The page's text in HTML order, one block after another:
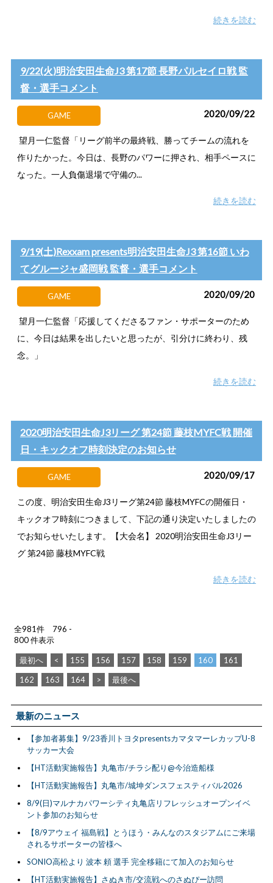
続きを読む
9/22(火)明治安田生命J3 第17節 長野パルセイロ戦 監
督・選手コメント
GAME 2020/09/22
望月一仁監督「リーグ前半の最終戦、勝ってチームの流れを
作りたかった。今日は、長野のパワーに押され、相手ペースに
なった。一人負傷退場で守備の...
続きを読む
9/19(土)Rexxam presents明治安田生命J3 第16節 いわ
てグルージャ盛岡戦 監督・選手コメント
GAME 2020/09/20
望月一仁監督「応援してくださるファン・サポーターのため
に、今日は結果を出したいと思ったが、引分けに終わり、残
念。」
続きを読む
2020明治安田生命J3リーグ 第24節 藤枝MYFC戦 開催
日・キックオフ時刻決定のお知らせ
GAME 2020/09/17
この度、明治安田生命J3リーグ第24節 藤枝MYFCの開催日・
キックオフ時刻につきまして、下記の通り決定いたしましたの
でお知らせいたします。【大会名】 2020明治安田生命J3リー
グ 第24節 藤枝MYFC戦
続きを読む
全981件 796 -
800 件表示
最初へ < 155 156 157 158 159 160
161
162
163 164 > 最後へ
最新のニュース
【参加者募集】9/23香川トヨタpresentsカマタマーレカップU-8
サッカー大会
【HT活動実施報告】丸亀市/チラシ配り@今治造船様
【HT活動実施報告】丸亀市/城坤ダンスフェスティバル2026
8/9(日)マルナカパワーシティ丸亀店リフレッシュオープンイベ
ント参加のお知らせ
【8/9アウェイ 福島戦】とうほう・みんなのスタジアムにご来場
されるサポーターの皆様へ
SONIO高松より 波本 頼 選手 完全移籍にて加入のお知らせ
【HT活動実施報告】さぬき市/交流戦へのさぬぴー訪問